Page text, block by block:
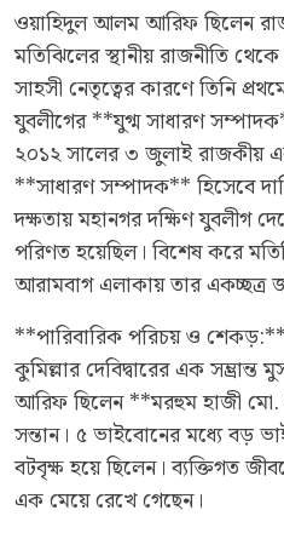
ওয়াহিদুল আলম আরিফ ছিলেন
মতিঝিলের স্থানীয় রাজনীতি
সাহসী নেতৃত্বের কারণে তিনি
যুবলীগের **যুগ্ম সাধারণ
২০১২ সালের ৩ জুলাই রাজকীয়
**সাধারণ সম্পাদক** হিসেবে
দক্ষতায় মহানগর দক্ষিণ যুবলীগ
পরিণত হয়েছিল। বিশেষ করে
আরামবাগ এলাকায় তার একচ্ছত্র
**পারিবারিক পরিচয় ও শেকড়:**
কুমিল্লার দেবিদ্বারের এক
আরিফ ছিলেন **মরহুম হাজী মো.
সন্তান। ৫ ভাইবোনের মধ্যে বড়
বটবৃক্ষ হয়ে ছিলেন। ব্যক্তিগত
এক মেয়ে রেখে গেছেন।